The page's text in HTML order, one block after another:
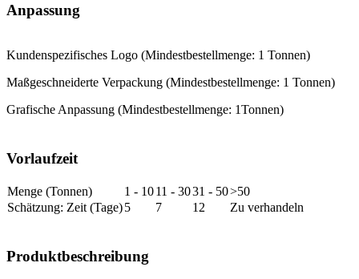
Anpassung
Kundenspezifisches Logo (Mindestbestellmenge: 1 Tonnen)
Maßgeschneiderte Verpackung (Mindestbestellmenge: 1 Tonnen)
Grafische Anpassung (Mindestbestellmenge: 1Tonnen)
Vorlaufzeit
Menge (Tonnen) 1 - 1011 - 3031 - 50>50
Schätzung: Zeit (Tage)5 7 12 Zu verhandeln
Produktbeschreibung